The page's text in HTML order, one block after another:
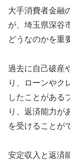
大手消費者金融
が、埼玉県深谷
どうなのかを重
過去に自己破産
り、ローンやク
したことがある
り、返済能力が
を受けることが
安定収入と返済